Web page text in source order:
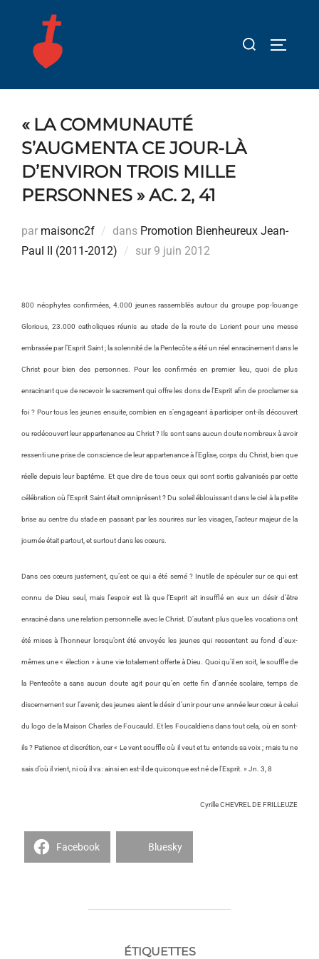
contenu
Rechercher :
« LA COMMUNAUTÉ
S’AUGMENTA CE JOUR-LÀ
D’ENVIRON TROIS MILLE
PERSONNES » AC. 2, 41
par maisonc2f dans Promotion Bienheureux Jean-
Paul II (2011-2012)
sur Publié
9 juin 2012
800 néophytes confirmées, 4.000 jeunes rassemblés autour du groupe pop-louange
Glorious, 23.000 catholiques réunis au stade de la route de Lorient pour une messe
embrasée par l’Esprit Saint ; la solennité de la Pentecôte a été un réel enracinement dans le
Christ pour bien des personnes. Pour les confirmés en premier lieu, quoi de plus
enracinant que de recevoir le sacrement qui offre les dons de l’Esprit afin de proclamer sa
foi ? Pour tous les jeunes ensuite, combien en s’engageant à participer ont-ils découvert
ou redécouvert leur appartenance au Christ ? Ils sont sans aucun doute nombreux à avoir
ressenti une prise de conscience de leur appartenance à l’Eglise, corps du Christ, bien que
réelle depuis leur baptême. Et que dire de tous ceux qui sont sortis galvanisés par cette
célébration où l’Esprit Saint était omniprésent ? Du soleil éblouissant dans le ciel à la petite
brise au centre du stade en passant par les sourires sur les visages, l’acteur majeur de la
journée était partout, et surtout dans les cœurs.
Dans ces cœurs justement, qu’est ce qui a été semé ? Inutile de spéculer sur ce qui est
connu de Dieu seul, mais l’espoir est là que l’Esprit ait insufflé en eux un désir d’être
enraciné dans une relation personnelle avec le Christ. D’autant plus que les vocations ont
été mises à l’honneur lorsqu’ont été envoyés les jeunes qui ressentent au fond d’eux-
mêmes une « élection » à une vie totalement offerte à Dieu. Quoi qu’il en soit, le souffle de
la Pentecôte a sans aucun doute agit pour qu’en cette fin d’année scolaire, temps de
discernement sur l’avenir, des jeunes aient le désir d’unir pour une année leur cœur à celui
du logo de la Maison Charles de Foucauld. Et les Foucaldiens dans tout cela, où en sont-
ils ? Patience et discrétion, car « Le vent souffle où il veut et tu entends sa voix ; mais tu ne
sais d’où il vient, ni où il va : ainsi en est-il de quiconque est né de l’Esprit. » Jn. 3, 8
Cyrille CHEVREL DE FRILLEUZE
Facebook Bluesky
ÉTIQUETTES